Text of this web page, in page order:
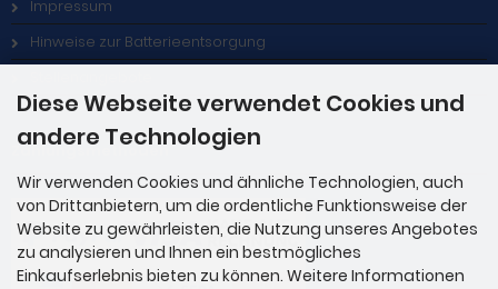
Impressum
Hinweise zur Batterieentsorgung
Zahlungsmethoden
Diese Webseite verwendet Cookies und
andere Technologien
Wir verwenden Cookies und ähnliche Technologien, auch
von Drittanbietern, um die ordentliche Funktionsweise der
Website zu gewährleisten, die Nutzung unseres Angebotes
zu analysieren und Ihnen ein bestmögliches
Einkaufserlebnis bieten zu können. Weitere Informationen